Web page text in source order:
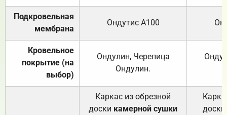
Подкровельная
мембрана
Ондутис А100
Кровельное
покрытие (на
выбор)
Ондулин, Черепица
Ондулин.
Каркас из обрезной
доски камерной сушки
доски